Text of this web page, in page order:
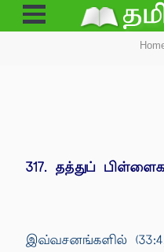
Open
Menu
317. தத்துப்
இவ்வசனங்களில்